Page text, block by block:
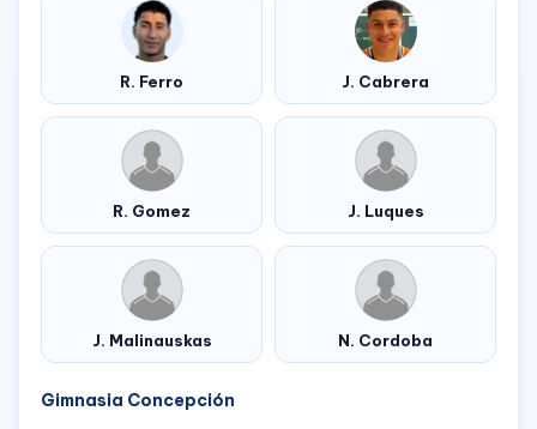
R. Ferro J. Cabrera
R. Gomez J. Luques
J. Malinauskas N. Cordoba
Gimnasia Concepción